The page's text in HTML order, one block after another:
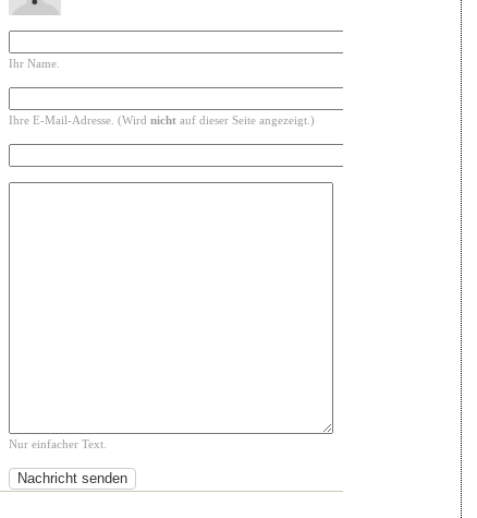
Ihr Name.
Ihre E-Mail-Adresse. (Wird nicht auf dieser Seite angezeigt.)
Nur einfacher Text.